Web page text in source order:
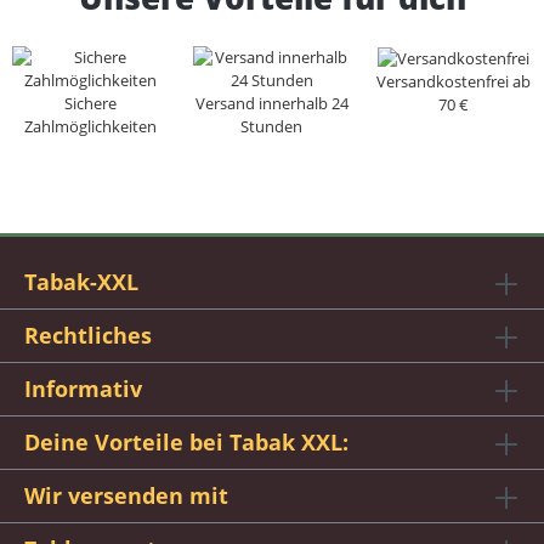
Sichere
Zahlmöglichkeiten
Versand innerhalb 24
Stunden
Versandkostenfrei ab
70 €
Tabak-XXL
Rechtliches
Informativ
Deine Vorteile bei Tabak XXL:
Wir versenden mit